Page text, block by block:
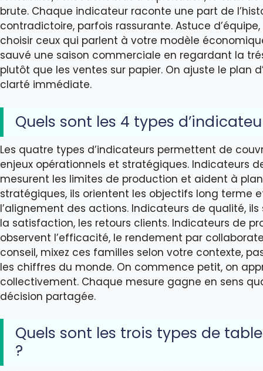
brute. Chaque indicateur raconte une part de
contradictoire, parfois rassurante. Astuce
choisir ceux qui parlent à votre modèle
sauvé une saison commerciale en regardant la
plutôt que les ventes sur papier. On ajuste le plan
clarté immédiate.
Quels sont les 4 types
Les quatre types d’indicateurs permettent de
enjeux opérationnels et stratégiques. Indicateurs
mesurent les limites de production et aident à
stratégiques, ils orientent les objectifs long terme
l’alignement des actions. Indicateurs de qualité,
la satisfaction, les retours clients. Indicateurs de
observent l’efficacité, le rendement par
conseil, mixez ces familles selon votre contexte,
les chiffres du monde. On commence petit, on
collectivement. Chaque mesure gagne en sens
décision partagée.
Quels sont les trois types de
?